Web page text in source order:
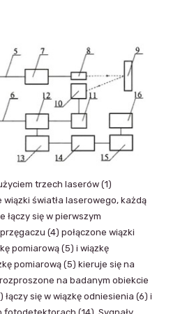
trzech laserów (1)
światła laserowego, każdą
łączy się w pierwszym
(4) połączone wiązki
pomiarową (5) i wiązkę
pomiarową (5) kieruje się na
na badanym obiekcie
się w wiązkę odniesienia (6) i